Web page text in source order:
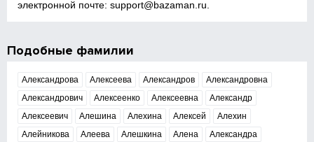
электронной почте:support@bazaman.ru
Подобные фамилии
Александрова Алексеева Александров
Александровна
Александрович
Алексеенко Алексеевна
Александр
Алексеевич
Алешина Алехина Алексей
Алехин
Алейникова
Алеева Алешкина Алена Александра